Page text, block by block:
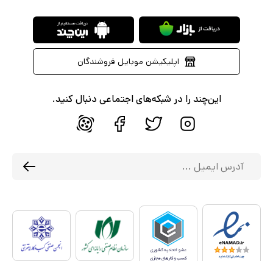
اپلیکیشن موبایل فروشندگان
این‌چند را در شبکه‌های اجتماعی دنبال کنید.